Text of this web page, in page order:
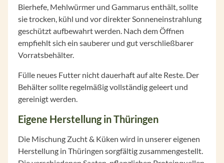
Bierhefe, Mehlwürmer und Gammarus enthält, sollte
sie trocken, kühl und vor direkter Sonneneinstrahlung
geschützt aufbewahrt werden. Nach dem Öffnen
empfiehlt sich ein sauberer und gut verschließbarer
Vorratsbehälter.
Fülle neues Futter nicht dauerhaft auf alte Reste. Der
Behälter sollte regelmäßig vollständig geleert und
gereinigt werden.
Eigene Herstellung in Thüringen
Die Mischung Zucht & Küken wird in unserer eigenen
Herstellung in Thüringen sorgfältig zusammengestellt.